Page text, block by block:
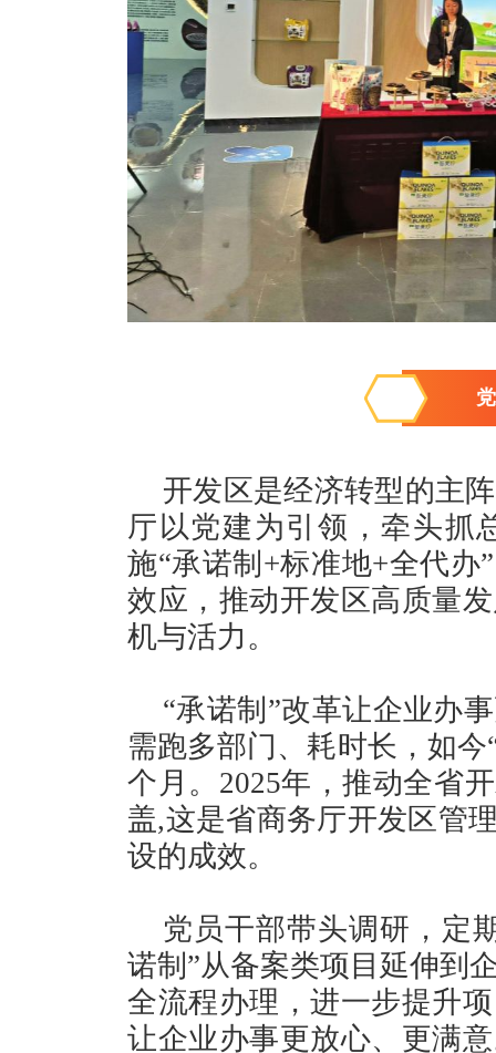
开发区是经济转型的主
厅以党建为引领，牵头抓
施“承诺制+标准地+全代办
效应，推动开发区高质量
机与活力。
“承诺制”改革让企业办
需跑多部门、耗时长，如
个月。2025年，推动全省
盖,这是省商务厅开发区管
设的成效。
党员干部带头调研，定
诺制”从备案类项目延伸到
全流程办理，进一步提升
让企业办事更放心、更满